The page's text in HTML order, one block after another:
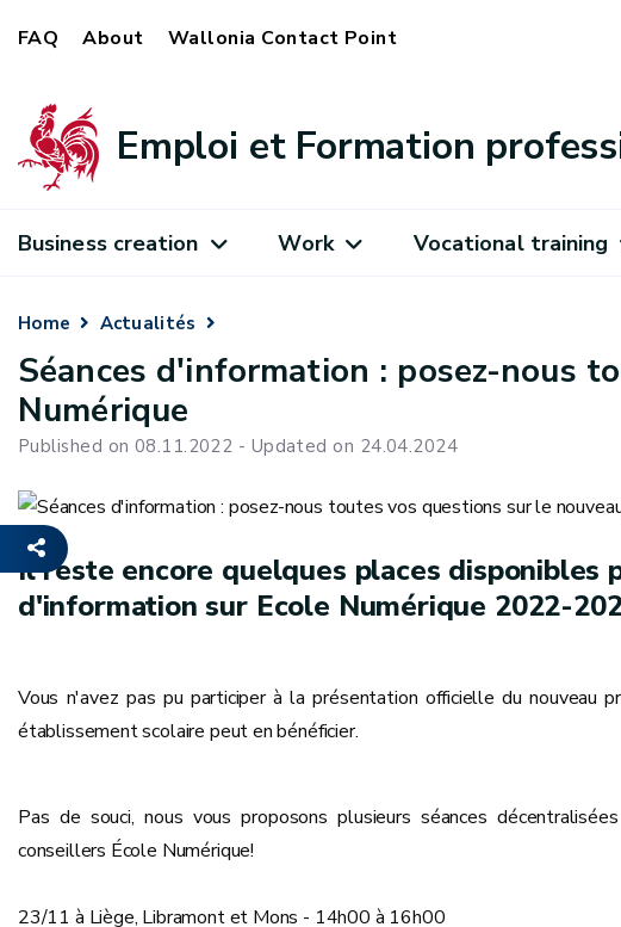
FAQ About Wallonia Contact Point
Emploi et Formation
Business creation Work Vocational training
Home Actualités
Séances d'information : posez-nous
Numérique
Published on 08.11.2022 - Updated on 24.04.2024
Il reste encore quelques places disponibles
d'information sur Ecole Numérique 2022-
Vous n'avez pas pu participer à la présentation officielle du nouveau
établissement scolaire peut en bénéficier.
Pas de souci, nous vous proposons plusieurs séances
conseillers École Numérique!
23/11 à Liège, Libramont et Mons - 14h00 à 16h00